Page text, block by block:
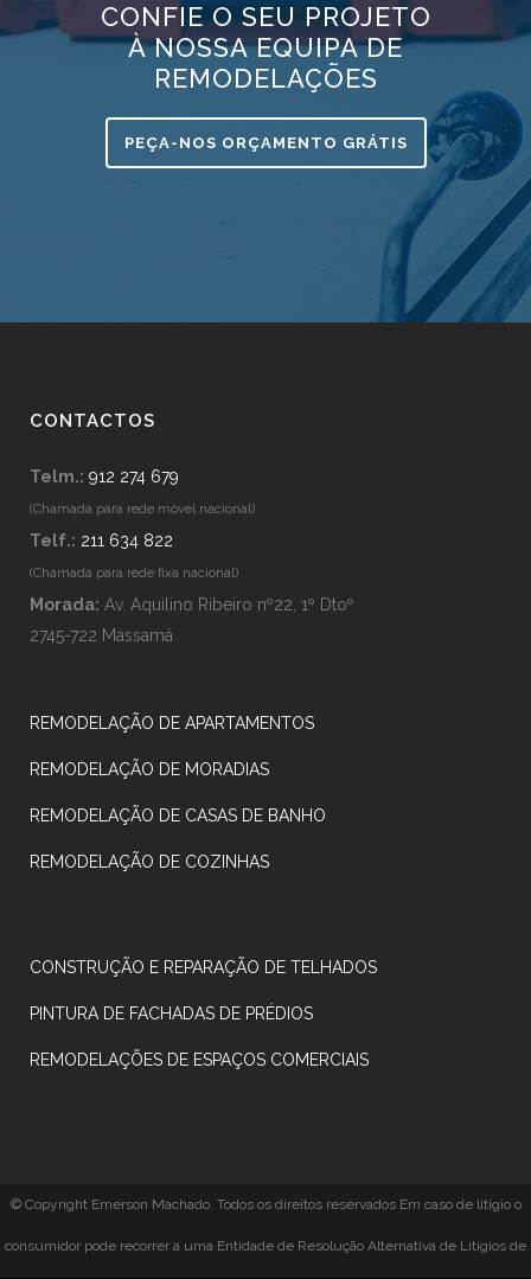
CONFIE O SEU PROJETO
À NOSSA EQUIPA DE
REMODELAÇÕES
PEÇA-NOS ORÇAMENTO GRÁTIS
CONTACTOS
Telm.: 912 274 679
(Chamada para rede móvel nacional)
Telf.: 211 634 822
(Chamada para rede fixa nacional)
Morada: Av. Aquilino Ribeiro nº22, 1º Dtoº
2745-722 Massamá
REMODELAÇÃO DE APARTAMENTOS
REMODELAÇÃO DE MORADIAS
REMODELAÇÃO DE CASAS DE BANHO
REMODELAÇÃO DE COZINHAS
CONSTRUÇÃO E REPARAÇÃO DE TELHADOS
PINTURA DE FACHADAS DE PRÉDIOS
REMODELAÇÕES DE ESPAÇOS COMERCIAIS
© Copyright Emerson Machado. Todos os direitos reservados Em caso de litígio o
consumidor pode recorrer a uma Entidade de Resolução Alternativa de Litígios de